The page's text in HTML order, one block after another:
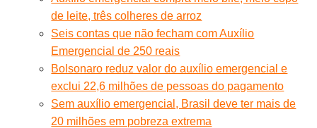
de leite, três colheres de arroz
Seis contas que não fecham com Auxílio
Emergencial de 250 reais
Bolsonaro reduz valor do auxílio emergencial e
exclui 22,6 milhões de pessoas do pagamento
Sem auxílio emergencial, Brasil deve ter mais de
20 milhões em pobreza extrema